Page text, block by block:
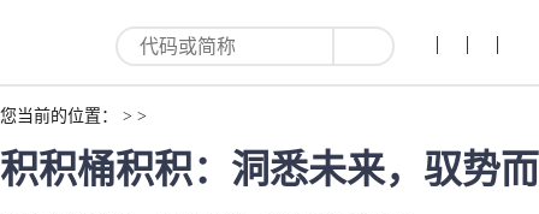
您当前的位置： > >
积积桶积积：洞悉未来，驭势